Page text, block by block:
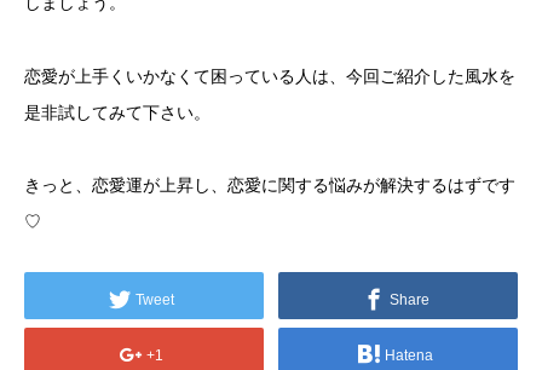
恋愛が上手くいかなくて困っている人は、今回ご紹介した風水を
是非試してみて下さい。
きっと、恋愛運が上昇し、恋愛に関する悩みが解決するはずです
♡
Tweet Share
+1 Hatena